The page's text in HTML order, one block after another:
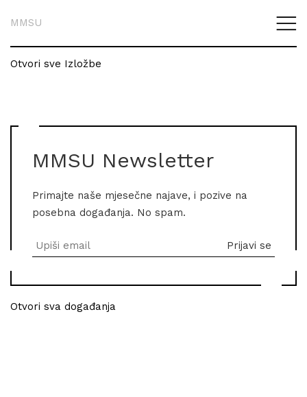
MMSU
Otvori sve Izložbe
MMSU Newsletter
Primajte naše mjesečne najave, i pozive na
posebna događanja. No spam.
Otvori sva događanja